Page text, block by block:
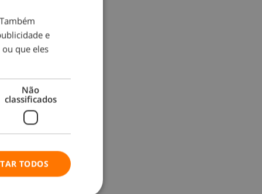
e
que eles
Não
classificados
TODOS